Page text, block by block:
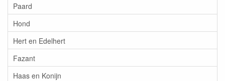
Paard
Hond
Hert en Edelhert
Fazant
Haas en Konijn